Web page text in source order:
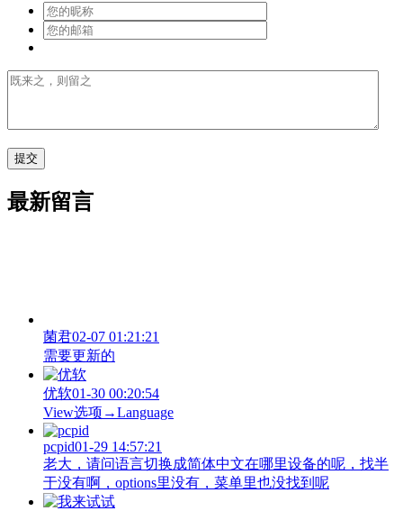
最新留言
菌君02-07 01:21:21
需要更新的
优软01-30 00:20:54
View‌选项→Language
pcpid01-29 14:57:21
老大，请问语言切换成简体中文在哪里设备的呢，找半
于没有啊，options里没有，菜单里也没找到呢